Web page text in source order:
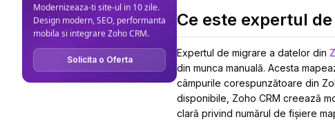
Modernizeaza-ti site-ul in 10 zile.
Design modern, SEO, performanta
mobila si integrare Zoho CRM.
Solicita o Oferta
Ce este expertul
Expertul de migrare a datelor din
din munca manuală. Acesta
câmpurile corespunzătoare din
disponibile, Zoho CRM creează
clară privind numărul de fișiere